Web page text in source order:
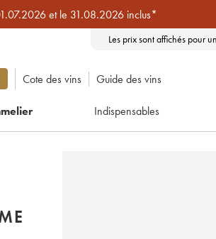
et le 31.08.2026 inclus*
Les prix sont affichés pour
Cote des vins Guide des vins
Indispensables